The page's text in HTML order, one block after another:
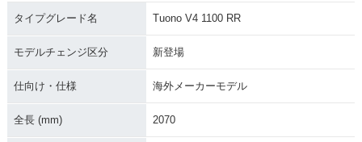
タイプグレード名 Tuono V4 1100 RR
モデルチェンジ区分 新登場
仕向け・仕様 海外メーカーモデル
全長 (mm) 2070